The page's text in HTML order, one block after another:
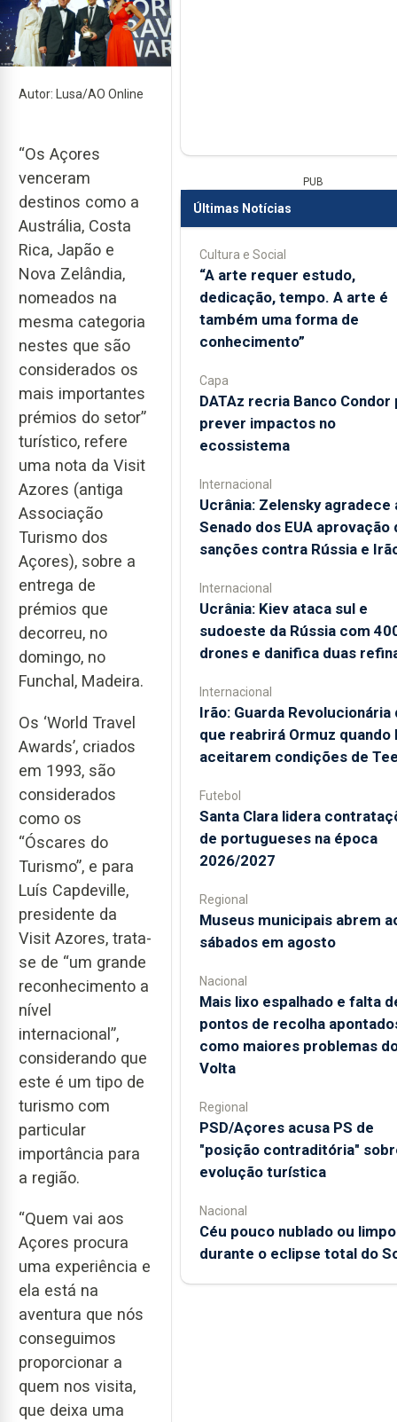
Autor: Lusa/AO Online
“Os Açores
venceram
destinos como a
Austrália, Costa
Rica, Japão e
Nova Zelândia,
nomeados na
mesma categoria
nestes que são
considerados os
mais importantes
prémios do setor”
turístico, refere
uma nota da Visit
Azores (antiga
Associação
Turismo dos
Açores), sobre a
entrega de
prémios que
decorreu, no
domingo, no
Funchal, Madeira.
Os ‘World Travel
Awards’, criados
em 1993, são
considerados
como os
“Óscares do
Turismo”, e para
Luís Capdeville,
presidente da
Visit Azores, trata-
se de “um grande
reconhecimento a
nível
internacional”,
considerando que
este é um tipo de
turismo com
particular
importância para
a região.
“Quem vai aos
Açores procura
uma experiência e
ela está na
aventura que nós
conseguimos
proporcionar a
quem nos visita,
que deixa uma
PUB
Últimas Notícias
Cultura e Social
“A arte requer estudo,
dedicação, tempo. A arte é
também uma forma de
conhecimento”
Capa
DATAz recria Banco Condor
prever impactos no
ecossistema
Internacional
Ucrânia: Zelensky agradece
Senado dos EUA aprovação
sanções contra Rússia e
Internacional
Ucrânia: Kiev ataca sul e
sudoeste da Rússia com
drones e danifica duas
Internacional
Irão: Guarda Revolucionária
que reabrirá Ormuz quando
aceitarem condições de
Futebol
Santa Clara lidera
de portugueses na época
2026/2027
Regional
Museus municipais abrem
sábados em agosto
Nacional
Mais lixo espalhado e falta
pontos de recolha
como maiores problemas
Volta
Regional
PSD/Açores acusa PS de
"posição contraditória"
evolução turística
Nacional
Céu pouco nublado ou limpo
durante o eclipse total do